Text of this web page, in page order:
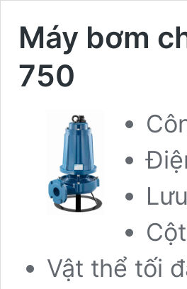
Máy bơm
750
Vật thể tối